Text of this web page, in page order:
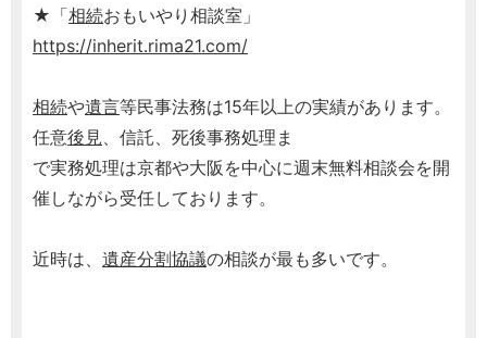
★「相続おもいやり相談室」
https://inherit.rima21.com/
相続や遺言等民事法務は15年以上の実績があります。
任意後見、信託、死後事務処理ま
で実務処理は京都や大阪を中心に週末無料相談会を開
催しながら受任しております。
近時は、 遺産分割協議の相談が最も多いです。